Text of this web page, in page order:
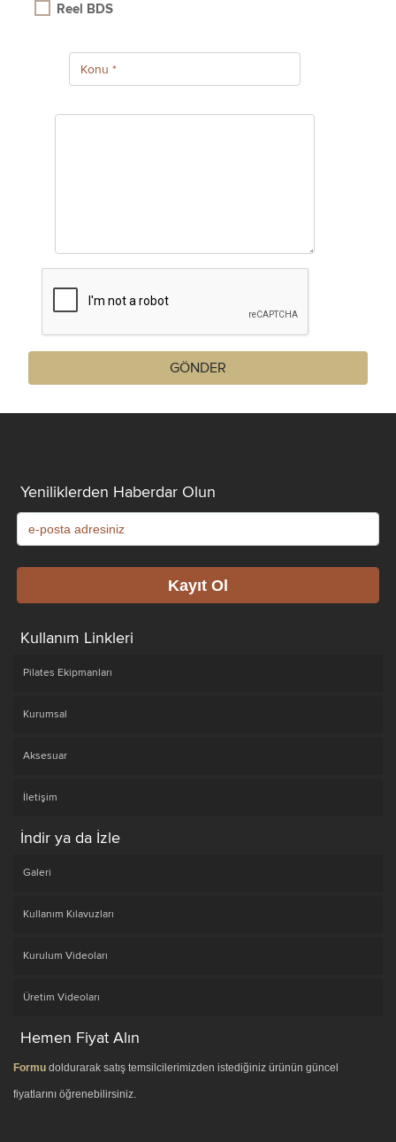
Reel BDS
Yeniliklerden Haberdar Olun
Kullanım Linkleri
Pilates Ekipmanları
Kurumsal
Aksesuar
İletişim
İndir ya da İzle
Galeri
Kullanım Kılavuzları
Kurulum Videoları
Üretim Videoları
Hemen Fiyat Alın
Formu doldurarak satış temsilcilerimizden istediğiniz ürünün güncel
fiyatlarını öğrenebilirsiniz.